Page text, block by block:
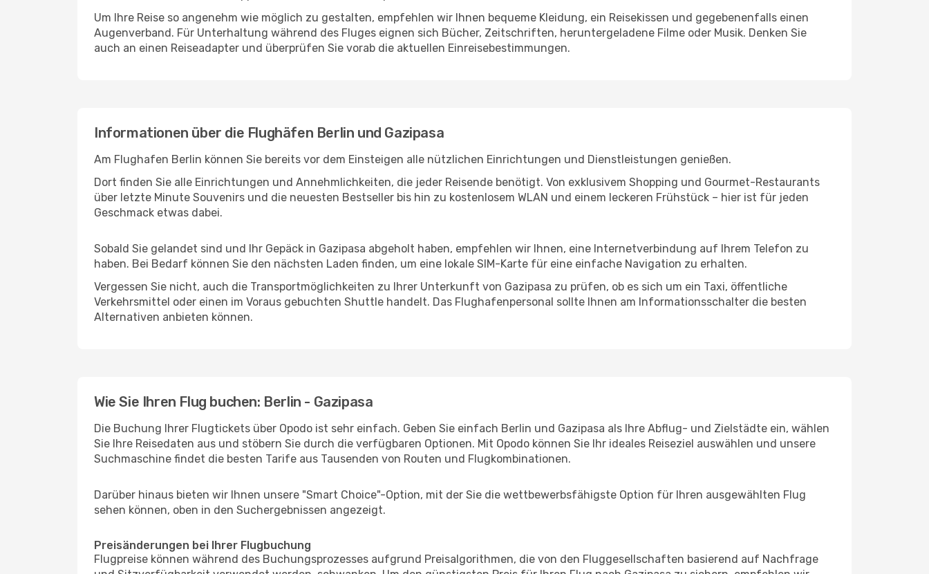
Um Ihre Reise so angenehm wie möglich zu gestalten, empfehlen wir Ihnen bequeme Kleidung, ein Reisekissen und gegebenenfalls einen
Augenverband. Für Unterhaltung während des Fluges eignen sich Bücher, Zeitschriften, heruntergeladene Filme oder Musik. Denken Sie
auch an einen Reiseadapter und überprüfen Sie vorab die aktuellen Einreisebestimmungen.
Informationen über die Flughäfen Berlin und Gazipasa
Am Flughafen Berlin können Sie bereits vor dem Einsteigen alle nützlichen Einrichtungen und Dienstleistungen genießen.
Dort finden Sie alle Einrichtungen und Annehmlichkeiten, die jeder Reisende benötigt. Von exklusivem Shopping und Gourmet-Restaurants
über letzte Minute Souvenirs und die neuesten Bestseller bis hin zu kostenlosem WLAN und einem leckeren Frühstück – hier ist für jeden
Geschmack etwas dabei.
Sobald Sie gelandet sind und Ihr Gepäck in Gazipasa abgeholt haben, empfehlen wir Ihnen, eine Internetverbindung auf Ihrem Telefon zu
haben. Bei Bedarf können Sie den nächsten Laden finden, um eine lokale SIM-Karte für eine einfache Navigation zu erhalten.
Vergessen Sie nicht, auch die Transportmöglichkeiten zu Ihrer Unterkunft von Gazipasa zu prüfen, ob es sich um ein Taxi, öffentliche
Verkehrsmittel oder einen im Voraus gebuchten Shuttle handelt. Das Flughafenpersonal sollte Ihnen am Informationsschalter die besten
Alternativen anbieten können.
Wie Sie Ihren Flug buchen: Berlin - Gazipasa
Die Buchung Ihrer Flugtickets über Opodo ist sehr einfach. Geben Sie einfach Berlin und Gazipasa als Ihre Abflug- und Zielstädte ein, wählen
Sie Ihre Reisedaten aus und stöbern Sie durch die verfügbaren Optionen. Mit Opodo können Sie Ihr ideales Reiseziel auswählen und unsere
Suchmaschine findet die besten Tarife aus Tausenden von Routen und Flugkombinationen.
Darüber hinaus bieten wir Ihnen unsere "Smart Choice"-Option, mit der Sie die wettbewerbsfähigste Option für Ihren ausgewählten Flug
sehen können, oben in den Suchergebnissen angezeigt.
Preisänderungen bei Ihrer Flugbuchung
Flugpreise können während des Buchungsprozesses aufgrund Preisalgorithmen, die von den Fluggesellschaften basierend auf Nachfrage